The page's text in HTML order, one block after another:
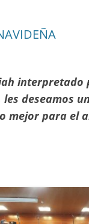
interpretado
deseamos
mejor para el